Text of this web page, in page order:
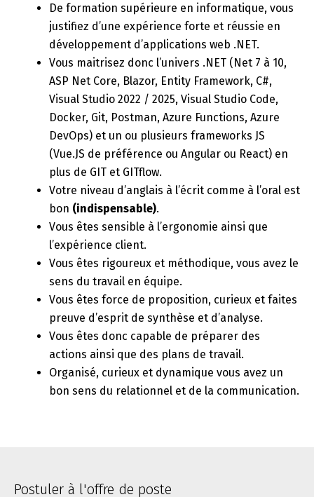
De formation supérieure en informatique, vous
justifiez d’une expérience forte et réussie en
développement d’applications web .NET.
Vous maitrisez donc l’univers .NET (Net 7 à 10,
ASP Net Core, Blazor, Entity Framework, C#,
Visual Studio 2022 / 2025, Visual Studio Code,
Docker, Git, Postman, Azure Functions, Azure
DevOps) et un ou plusieurs frameworks JS
(Vue.JS de préférence ou Angular ou React) en
plus de GIT et GITflow.
Votre niveau d’anglais à l’écrit comme à l’oral est
bon (indispensable).
Vous êtes sensible à l’ergonomie ainsi que
l’expérience client.
Vous êtes rigoureux et méthodique, vous avez le
sens du travail en équipe.
Vous êtes force de proposition, curieux et faites
preuve d’esprit de synthèse et d’analyse.
Vous êtes donc capable de préparer des
actions ainsi que des plans de travail.
Organisé, curieux et dynamique vous avez un
bon sens du relationnel et de la communication.
Postuler à l'offre de poste